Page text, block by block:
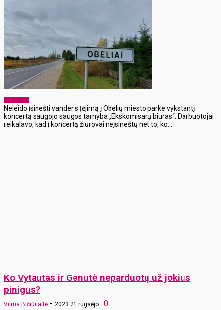
Neleido įsinešti vandens Įėjimą į Obelių miesto parke vykstantį
koncertą saugojo saugos tarnyba „Ekskomisarų biuras“. Darbuotojai
reikalavo, kad į koncertą žiūrovai neįsineštų net to, ko...
Ko Vytautas ir Genutė neparduotų už jokius
pinigus?
Vilma Bičiūnaitė - 2023 21 rugsėjo 0